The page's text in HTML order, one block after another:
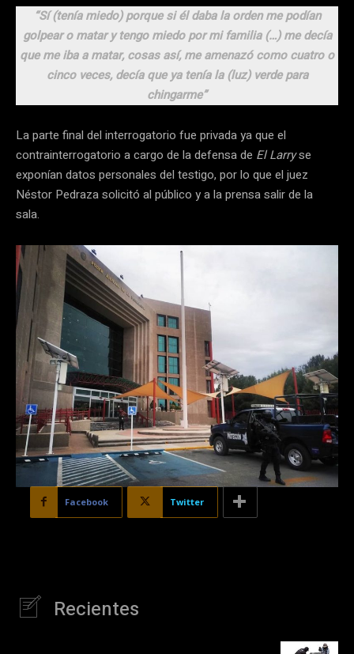
“Sí (tenía miedo) porque si él daba la orden me podían
golpear o matar y tengo miedo por mi familia (…) me decía
que me iba a matar, cosas así, me amenazó como cuatro o
cinco veces, decía que ya tenía la (luz) verde para
chingarme”
La parte final del interrogatorio fue privada ya que el
contrainterrogatorio a cargo de la defensa de El Larryse
exponían datos personales del testigo, por lo que el juez
Néstor Pedraza solicitó al público y a la prensa salir de la
sala.
Facebook Twitter
Recientes